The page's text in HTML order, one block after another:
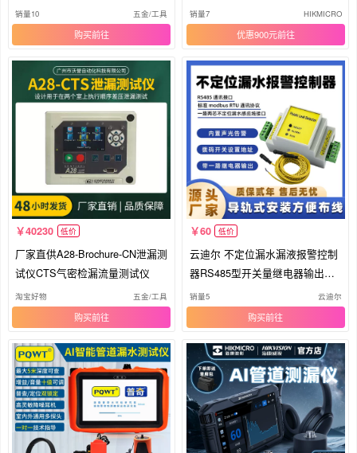
探测
销量10 五金/工具
购买
0S
销量7 HIKMICRO
优惠900元
40230 低价
厂家直供A28-Brochure-CN泄漏测
试仪CTS气密检漏流量测试仪
淘宝好物 五金/工具
购买
60 低价
云迪尔 不定位漏水漏液报警控制
器RS485型开关量继电器输出检
测仪
销量5 云迪尔
购买